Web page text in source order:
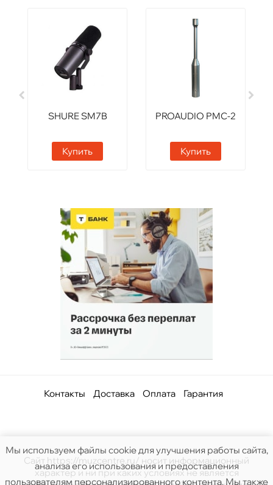
SHURE SM7B
Купить
PROAUDIO PMC-2
Купить
Контакты Доставка Оплата Гарантия
Сайт https://muzcentre.ru/ носит информационный
характер и ни при каких условиях не является
Мы используем файлы cookie для улучшения работы сайта,
анализа его использования и предоставления
пользователям персонализированного контента. Мы также